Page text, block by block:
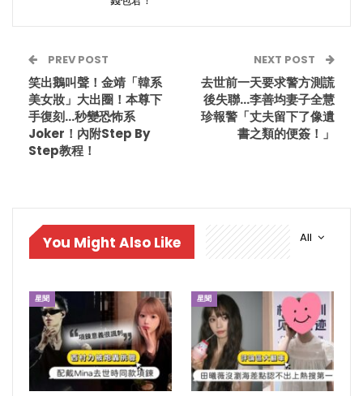
PREV POST
笑出鵝叫聲！金靖「韓系
美女妝」大出圈！本尊下
手復刻…秒變恐怖系
Joker！內附Step By
Step教程！
NEXT POST
去世前一天要求警方測謊
後失聯…李善均妻子全慧
珍報警「丈夫留下了像遺
書之類的便簽！」
All
You Might Also Like
星聞 星聞